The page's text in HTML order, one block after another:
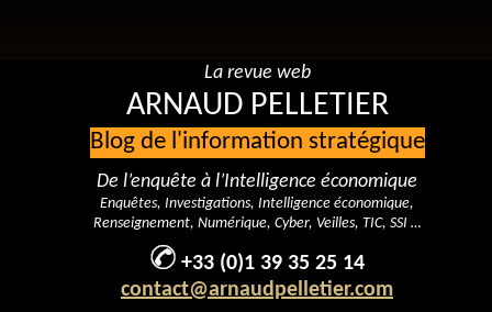
La revue web
ARNAUD PELLETIER
Blog de l'information stratégique
De l’enquête à l’Intelligence économique
Enquêtes, Investigations, Intelligence économique,
Renseignement, Numérique, Cyber, Veilles, TIC, SSI …
+33 (0)1 39 35 25 14
contact@arnaudpelletier.com